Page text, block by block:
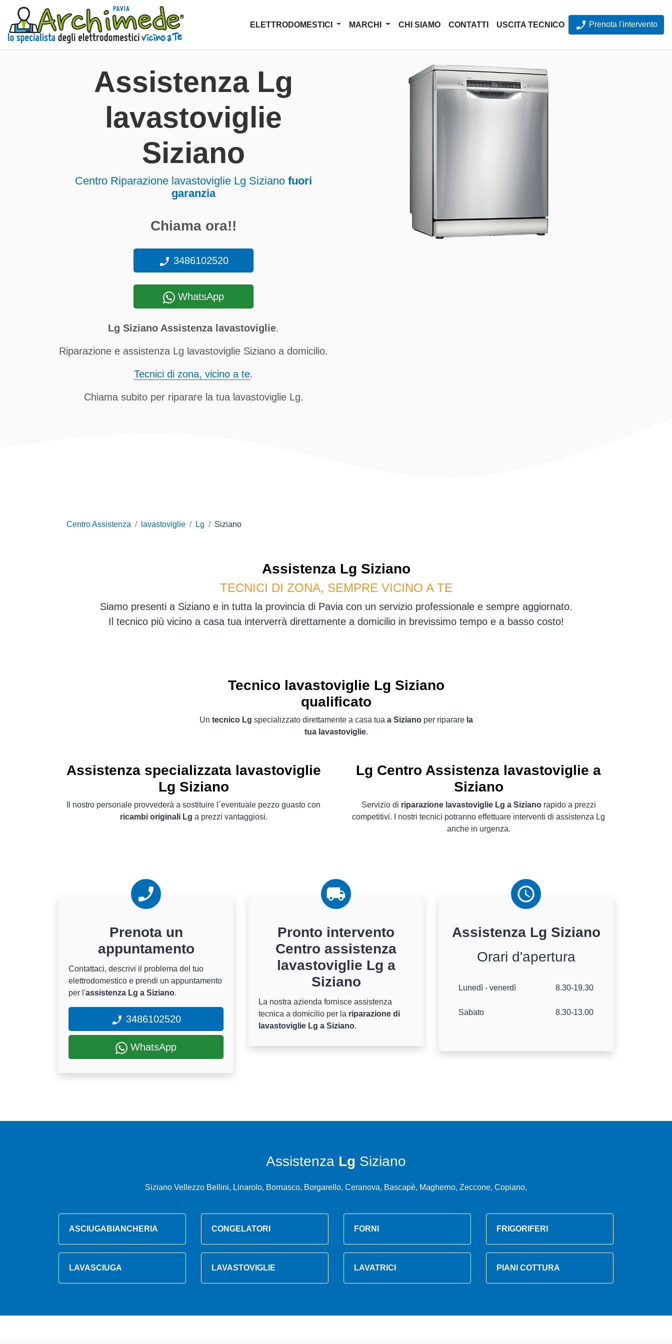
ELETTRODOMESTICI MARCHI CHI SIAMO CONTATTI USCITA TECNICO Prenota l'intervento
Assistenza Lg
lavastoviglie
Siziano
Centro Riparazione lavastoviglie Lg Siziano fuori
garanzia
Chiama ora!!
3486102520
WhatsApp
Lg Siziano Assistenza lavastoviglie.
Riparazione e assistenza Lg lavastoviglie Siziano a domicilio.
Tecnici di zona, vicino a te.
Chiama subito per riparare la tua lavastoviglie Lg.
Centro Assistenza lavastoviglie Lg Siziano
Assistenza Lg Siziano
TECNICI DI ZONA, SEMPRE VICINO A TE
Siamo presenti a Siziano e in tutta la provincia di Pavia con un servizio professionale e sempre aggiornato.
Il tecnico più vicino a casa tua interverrà direttamente a domicilio in brevissimo tempo e a basso costo!
Tecnico lavastoviglie Lg Siziano
qualificato
Un tecnico Lg specializzato direttamente a casa tua a Sizianoper riparare la
tua lavastoviglie.
Assistenza specializzata lavastoviglie
Lg Siziano
Il nostro personale provvederà a sostituire l´eventuale pezzo guasto con
ricambi originali Lg a prezzi vantaggiosi.
Lg Centro Assistenza lavastoviglie a
Siziano
Servizio di riparazione lavastoviglie Lg a Sizianorapido a prezzi
competitivi. I nostri tecnici potranno effettuare interventi di assistenza Lg
anche in urgenza.
Prenota un
appuntamento
Contattaci, descrivi il problema del tuo
elettrodomestico e prendi un appuntamento
per l'assistenza Lg a Siziano.
3486102520
WhatsApp
Pronto intervento
Centro assistenza
lavastoviglie Lg a
Siziano
La nostra azienda fornisce assistenza
tecnica a domicilio per la riparazione di
lavastoviglie Lg a Siziano.
Assistenza Lg Siziano
Orari d'apertura
Lunedì - venerdì 8.30-19.30
Sabato 8.30-13.00
Assistenza Lg Siziano
Siziano Vellezzo Bellini, Linarolo, Bornasco, Borgarello, Ceranova, Bascapè, Magherno, Zeccone, Copiano,
ASCIUGABIANCHERIA CONGELATORI FORNI FRIGORIFERI
LAVASCIUGA LAVASTOVIGLIE LAVATRICI PIANI COTTURA